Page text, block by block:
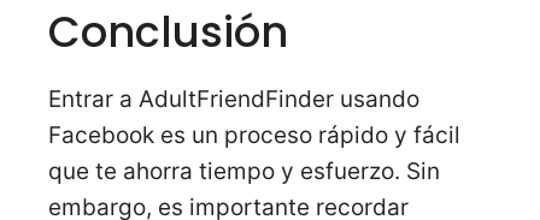
Conclusión
Entrar a AdultFriendFinder usando
Facebook es un proceso rápido y fácil
que te ahorra tiempo y esfuerzo. Sin
embargo, es importante recordar